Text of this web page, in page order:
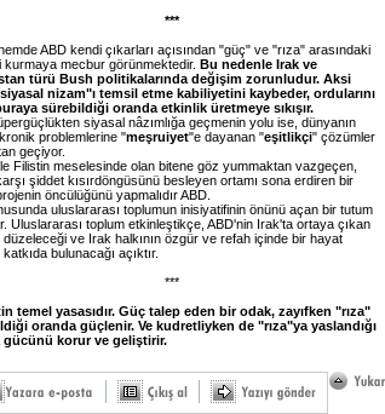
***
ABD kendi çıkarları açısından "güç" ve "rıza" arasındaki
kurmaya mecbur görünmektedir. Bu nedenle Irak ve
türü Bush politikalarında değişim zorunludur. Aksi
nizam"ı temsil etme kabiliyetini kaybeder, ordularını
sürebildiği oranda etkinlik üretmeye sıkışır.
siyasal nâzımlığa geçmenin yolu ise, dünyanın
problemlerine "meşruiyet"e dayanan "eşitlikçi" çözümler
geçiyor.
Filistin meselesinde olan bitene göz yummaktan vazgeçen,
şiddet kısırdöngüsünü besleyen ortamı sona erdiren bir
öncülüğünü yapmalıdır ABD.
uluslararası toplumun inisiyatifinin önünü açan bir tutum
Uluslararası toplum etkinleştikçe, ABD'nin Irak'ta ortaya çıkan
düzeleceği ve Irak halkının özgür ve refah içinde bir hayat
bulunacağı açıktır.
***
temel yasasıdır. Güç talep eden bir odak, zayıfken "rıza"
oranda güçlenir. Ve kudretliyken de "rıza"ya yaslandığı
gücünü korur ve geliştirir.